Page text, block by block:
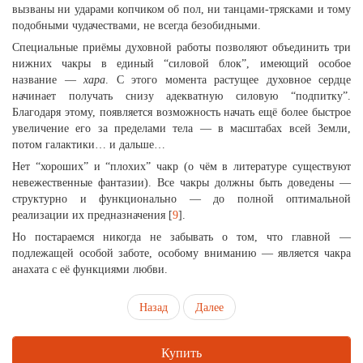
вызваны ни ударами копчиком об пол, ни танцами-трясками и тому
подобными чудачествами, не всегда безобидными.
Специальные приёмы духовной работы позволяют объединить три
нижних чакры в единый “силовой блок”, имеющий особое
название — хара. С этого момента растущее духовное сердце
начинает получать снизу адекватную силовую “подпитку”.
Благодаря этому, появляется возможность начать ещё более быстрое
увеличение его за пределами тела — в масштабах всей Земли,
потом галактики… и дальше…
Нет “хороших” и “плохих” чакр (о чём в литературе существуют
невежественные фантазии). Все чакры должны быть доведены —
структурно и функционально — до полной оптимальной
реализации их предназначения [9].
Но постараемся никогда не забывать о том, что главной —
подлежащей особой заботе, особому вниманию — является чакра
анахата с её функциями любви.
Назад Далее
Купить